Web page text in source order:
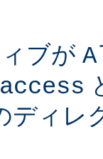
ブが
ディレ